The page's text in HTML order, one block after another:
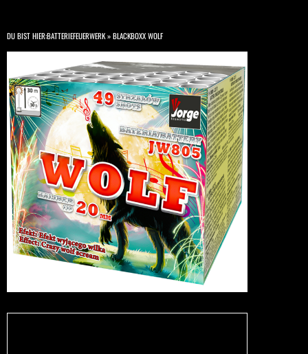
DU BIST HIER:BATTERIEFEUERWERK»BLACKBOXX WOLF